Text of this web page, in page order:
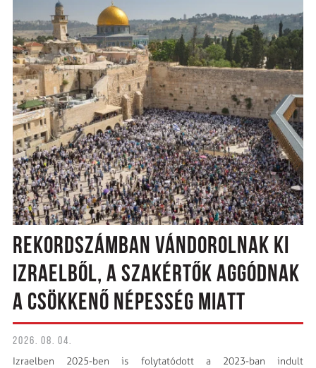
REKORDSZÁMBAN VÁNDOROLNAK KI
IZRAELBŐL, A SZAKÉRTŐK AGGÓDNAK
A CSÖKKENŐ NÉPESSÉG MIATT
2026. 08. 04.
Izraelben 2025-ben is folytatódott a 2023-ban indult